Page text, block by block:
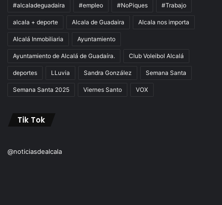
#alcaladeguadaira #empleo #NoPiques #Trabajo
alcala + deporte Alcala de Guadaira Alcala nos importa
Alcalá Inmobiliaria Ayuntamiento
Ayuntamiento de Alcalá de Guadaíra. Club Voleibol Alcalá
deportes LLuvia Sandra González Semana Santa
Semana Santa 2025 Viernes Santo VOX
Tik Tok
@noticiasdealcala